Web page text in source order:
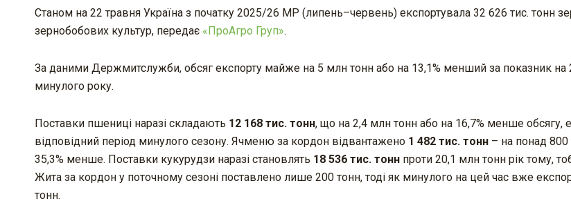
Станом на 22 травня Україна з початку 2025/26 МР (липень–червень) експортувала 32 626 тис. тонн
зернобобових культур, передає «ПроАгро Груп».
За даними Держмитслужби, обсяг експорту майже на 5 млн тонн або на 13,1% менший за показник на
минулого року.
Поставки пшениці наразі складають 12 168 тис. тонн, що на 2,4 млн тонн або на 16,7% менше обсягу,
відповідний період минулого сезону. Ячменю за кордон відвантажено 1 482 тис. тонн – на понад 800
35,3% менше. Поставки кукурудзи наразі становлять 18 536 тис. тонн проти 20,1 млн тонн рік тому,
Жита за кордон у поточному сезоні поставлено лише 200 тонн, тоді як минулого на цей час вже
тонн.